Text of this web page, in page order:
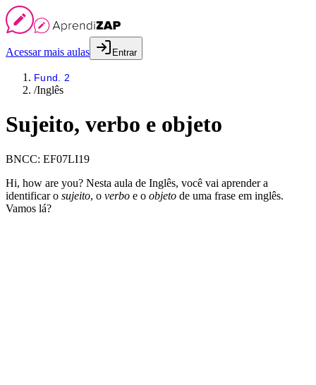
Acessar mais aulas Entrar
Fund. 2
/Inglês
Sujeito, verbo e objeto
BNCC: EF07LI19
Hi, how are you? Nesta aula de Inglês, você vai aprender a
identificar o sujeito, o verbo e o objeto de uma frase em inglês.
Vamos lá?